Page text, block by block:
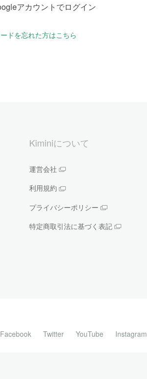
アカウントでログイン
ドを忘れた方はこちら
Kiminiについて
運営会社
利用規約
プライバシーポリシー
特定商取引法に基づく表記
Facebook Twitter YouTube Instagram